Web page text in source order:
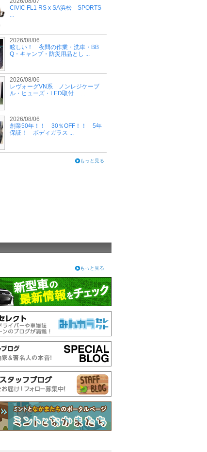
CIVIC FL1 RS x SA浜松 SPORTS
...
2026/08/06
眩しい！ 夜間の作業・洗車・BB
Q・キャンプ・防災用品とし ...
2026/08/06
レヴォーグVN系 ノンレジケーブ
ル・ヒューズ・LED取付 ...
2026/08/06
創業50年！！ 30％OFF！！ 5年
保証！ ボディガラス ...
もっと見る
もっと見る